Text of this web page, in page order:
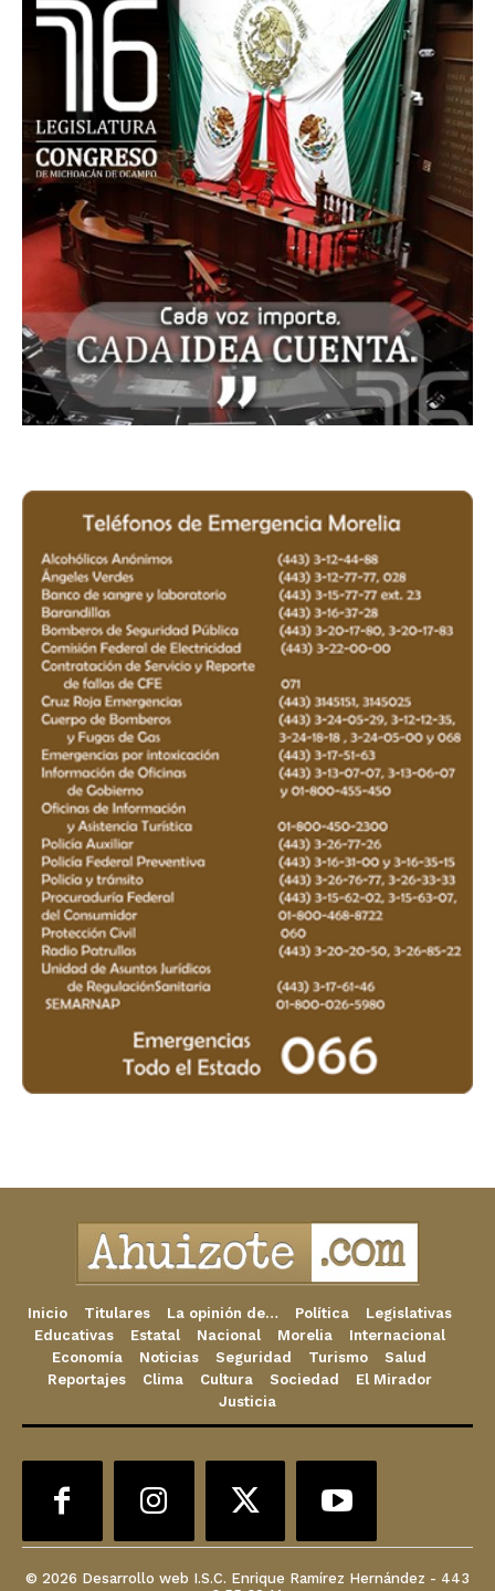
Inicio Titulares La opinión de… Política
Legislativas
Educativas
Estatal Nacional Morelia
Internacional
Economía
Noticias Seguridad Turismo
Salud
Reportajes
Clima Cultura Sociedad
El Mirador
Justicia
© 2026 Desarrollo web I.S.C. Enrique Ramírez Hernández - 443